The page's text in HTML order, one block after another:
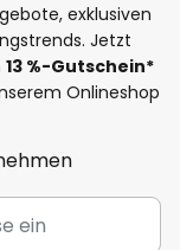
exklusiven
Jetzt
13 %-Gutschein*
Onlineshop